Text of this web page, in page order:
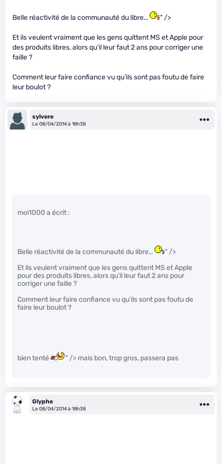
Belle réactivité de la communauté du libre… " />
Et ils veulent vraiment que les gens quittent MS et Apple pour
des produits libres, alors qu’il leur faut 2 ans pour corriger une
faille ?
Comment leur faire confiance vu qu’ils sont pas foutu de faire
leur boulot ?
sylvere
Le 08/04/2014 à 18h38
moi1000 a écrit :
Belle réactivité de la communauté du libre…
" />
Et ils veulent vraiment que les gens quittent MS et Apple
pour des produits libres, alors qu’il leur faut 2 ans pour
corriger une faille ?
Comment leur faire confiance vu qu’ils sont pas foutu de
faire leur boulot ?
bien tenté " /> mais bon, trop gros, passera pas
Glyphe
Le 08/04/2014 à 18h38